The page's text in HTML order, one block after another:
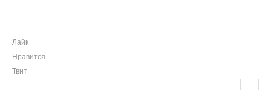
Лайк
Нравится
Твит